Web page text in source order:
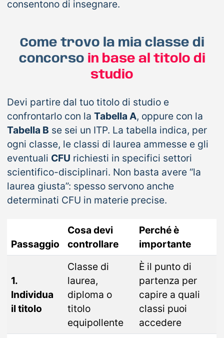
consentono di insegnare.
Come trovo la mia classe di
concorso in base al titolo di
studio
Devi partire dal tuo titolo di studio e
confrontarlo con laTabella A, oppure con la
Tabella B se sei un ITP. La tabella indica, per
ogni classe, le classi di laurea ammesse e gli
eventuali CFU richiesti in specifici settori
scientifico-disciplinari. Non basta avere “la
laurea giusta”: spesso servono anche
determinati CFU in materie precise.
Passaggio
Cosa devi
controllare
Perché è
importante
1.
Individua
il titolo
Classe di
laurea,
diploma o
titolo
equipollente
È il punto di
partenza per
capire a quali
classi puoi
accedere